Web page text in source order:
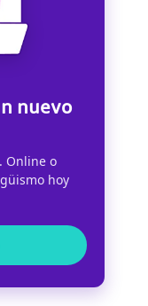
nuevo
Online o
hoy